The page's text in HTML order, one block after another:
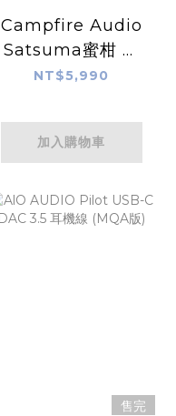
Campfire Audio
Satsuma蜜柑 平
衡電樞單元
式耳機
NT$5,990
加入購物車
售完